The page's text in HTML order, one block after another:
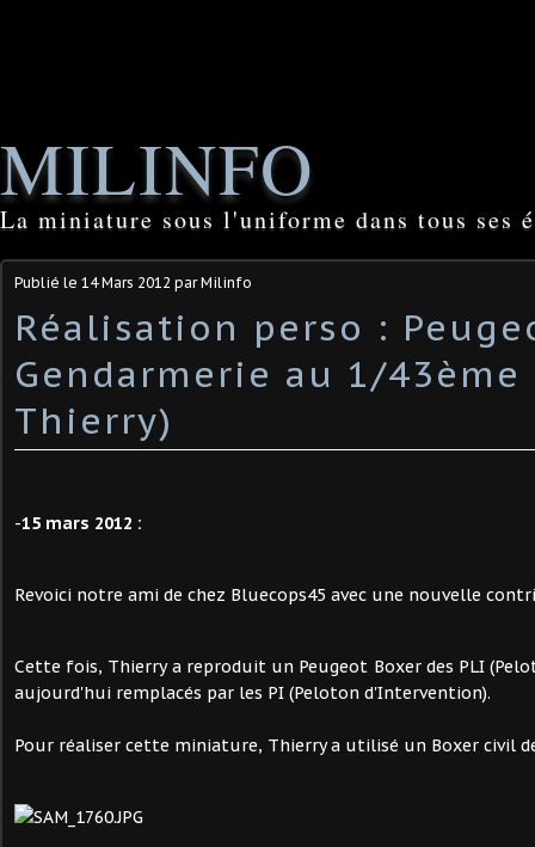
MILINFO
La miniature sous l'uniforme dans tous ses
Publié le 14 Mars 2012 par Milinfo
Réalisation perso :
Gendarmerie au 1/43ème
Thierry)
-15 mars 2012 :
Revoici notre ami de chez Bluecops45 avec une nouvelle
Cette fois, Thierry a reproduit un Peugeot Boxer des PLI
aujourd'hui remplacés par les PI (Peloton d'Intervention).
Pour réaliser cette miniature, Thierry a utilisé un Boxer civil